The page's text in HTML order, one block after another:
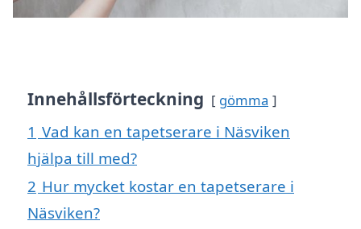
Innehållsförteckning gömma
1 Vad kan en tapetserare i Näsviken
hjälpa till med?
2 Hur mycket kostar en tapetserare i
Näsviken?